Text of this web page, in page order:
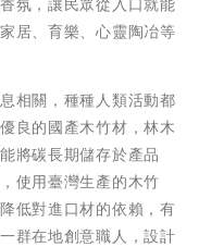
居、育樂、心靈陶冶等
相關，種種人類活動都
良的國產木竹材，林木
將碳長期儲存於產品
使用臺灣生產的木竹
低對進口材的依賴，有
群在地創意職人，設計